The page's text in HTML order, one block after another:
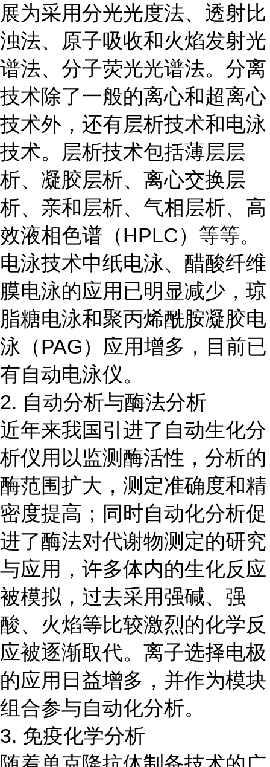
展为采用分光光度法、透射比
浊法、原子吸收和火焰发射光
谱法、分子荧光光谱法。分离
技术除了一般的离心和超离心
技术外，还有层析技术和电泳
技术。层析技术包括薄层层
析、凝胶层析、离心交换层
析、亲和层析、气相层析、高
效液相色谱（HPLC）等等。
电泳技术中纸电泳、醋酸纤维
膜电泳的应用已明显减少，琼
脂糖电泳和聚丙烯酰胺凝胶电
泳（PAG）应用增多，目前已
有自动电泳仪。
2. 自动分析与酶法分析
近年来我国引进了自动生化分
析仪用以监测酶活性，分析的
酶范围扩大，测定准确度和精
密度提高；同时自动化分析促
进了酶法对代谢物测定的研究
与应用，许多体内的生化反应
被模拟，过去采用强碱、强
酸、火焰等比较激烈的化学反
应被逐渐取代。离子选择电极
的应用日益增多，并作为模块
组合参与自动化分析。
3. 免疫化学分析